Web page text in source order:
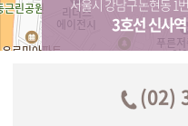
서울시 강남구 논현동 1
3호선 신사
(02)